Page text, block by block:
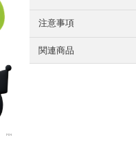
注意事項
関連商品